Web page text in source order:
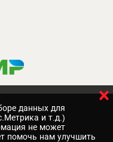
данных для
и т.д.)
не может
помочь нам улучшить